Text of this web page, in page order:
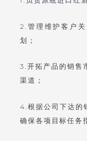
2.管理维护客户
划；
3.开拓产品的销售
渠道；
4.根据公司下达的
确保各项目标任务